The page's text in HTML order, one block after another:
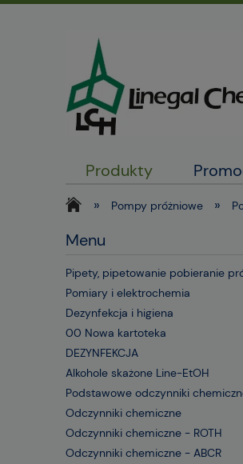
Produkty
» Pompy próżniowe »
Menu
Pipety, pipetowanie pobieranie
Pomiary i elektrochemia
Dezynfekcja i higiena
00 Nowa kartoteka
DEZYNFEKCJA
Alkohole skażone Line-EtOH
Podstawowe odczynniki
Odczynniki chemiczne
Odczynniki chemiczne - ROTH
Odczynniki chemiczne - ABCR